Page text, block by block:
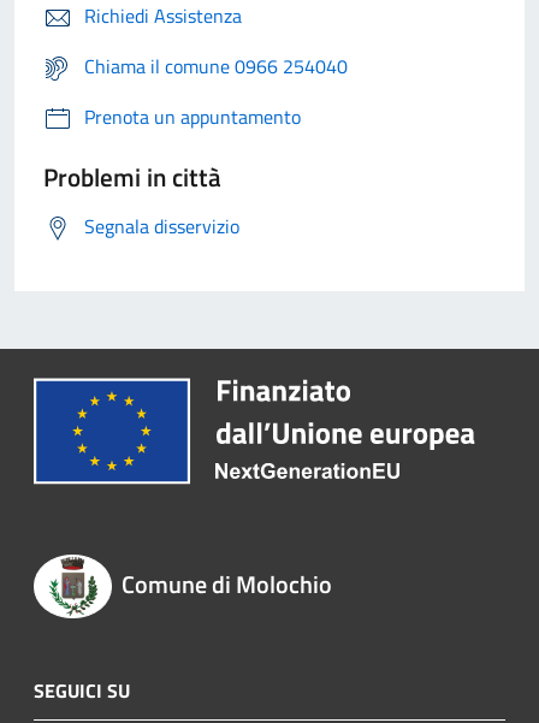
Richiedi Assistenza
Chiama il comune 0966 254040
Prenota un appuntamento
Problemi in città
Segnala disservizio
Comune di Molochio
SEGUICI SU